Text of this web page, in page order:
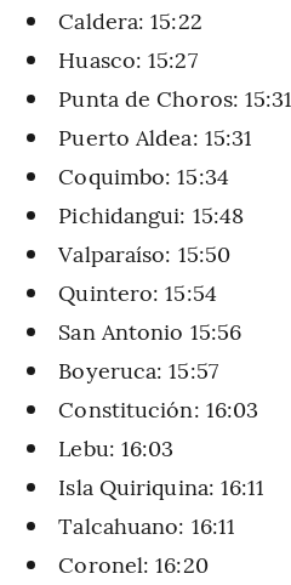
Caldera: 15:22
Huasco: 15:27
Punta de Choros: 15:31
Puerto Aldea: 15:31
Coquimbo: 15:34
Pichidangui: 15:48
Valparaíso: 15:50
Quintero: 15:54
San Antonio 15:56
Boyeruca: 15:57
Constitución: 16:03
Lebu: 16:03
Isla Quiriquina: 16:11
Talcahuano: 16:11
Coronel: 16:20